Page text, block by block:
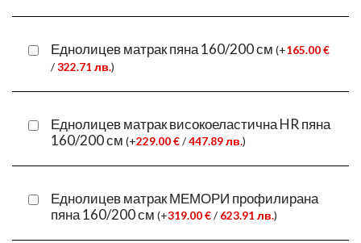
Еднолицев матрак пяна 160/200 см (+165.00€
/322.71 лв.)
Еднолицев матрак високоеластична HR пяна
160/200 см (+229.00€/447.89лв.)
Еднолицев матрак МЕМОРИ профилирана
пяна 160/200 см (+319.00€/ 623.91 лв.)